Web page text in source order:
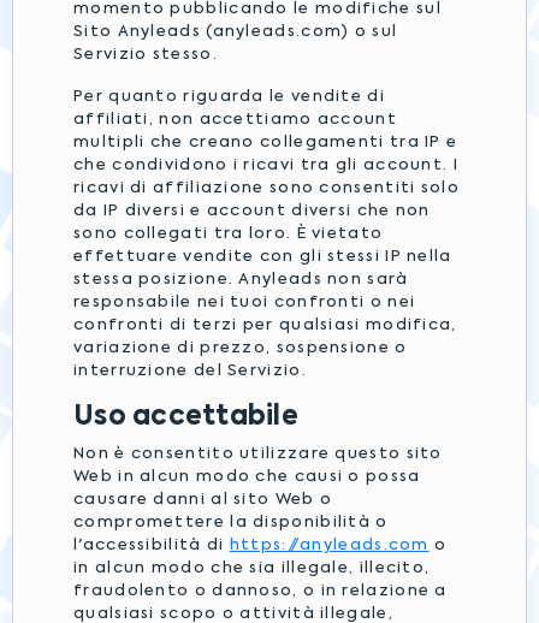
momento pubblicando le modifiche sul
Sito Anyleads (anyleads.com) o sul
Servizio stesso.
Per quanto riguarda le vendite di
affiliati, non accettiamo account
multipli che creano collegamenti tra IP e
che condividono i ricavi tra gli account. I
ricavi di affiliazione sono consentiti solo
da IP diversi e account diversi che non
sono collegati tra loro. È vietato
effettuare vendite con gli stessi IP nella
stessa posizione. Anyleads non sarà
responsabile nei tuoi confronti o nei
confronti di terzi per qualsiasi modifica,
variazione di prezzo, sospensione o
interruzione del Servizio.
Uso accettabile
Non è consentito utilizzare questo sito
Web in alcun modo che causi o possa
causare danni al sito Web o
compromettere la disponibilità o
l'accessibilità di
https://anyleads.com o
in alcun modo che sia illegale, illecito,
fraudolento o dannoso, o in relazione a
qualsiasi scopo o attività illegale,